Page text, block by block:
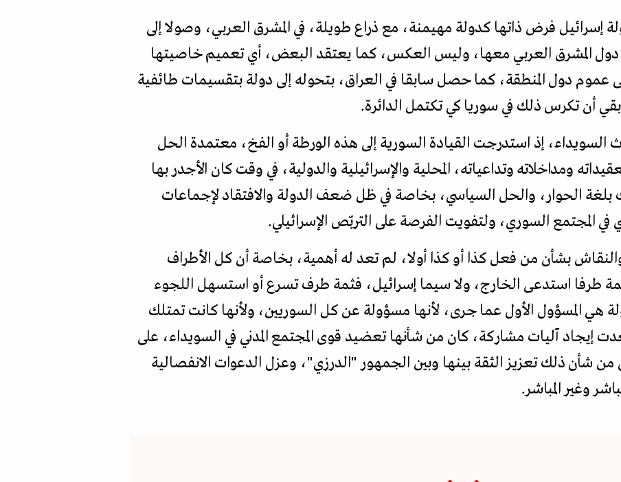
إسرائيل فرض ذاتها كدولة مهيمنة، مع ذراع طويلة، في المشرق العربي، وصولا إلى
دول المشرق العربي معها، وليس العكس، كما يعتقد البعض، أي تعميم خاصيتها
دول المنطقة، كما حصل سابقا في العراق، بتحوله إلى دولة بتقسيمات طائفية
أن تكرس ذلك في سوريا كي تكتمل الدائرة.
إذ استدرجت القيادة السورية إلى هذه الورطة أو الفخ، معتمدة الحل
ومداخلاته وتداعياته، المحلية والإسرائيلية والدولية، في وقت كان الأجدر بها
الحوار، والحل السياسي، بخاصة في ظل ضعف الدولة والافتقاد لإجماعات
في المجتمع السوري، ولتفويت الفرصة على التربّص الإسرائيلي.
بشأن من فعل كذا أو كذا أولا، لم تعد له أهمية، بخاصة أن كل الأطراف
طرفا استدعى الخارج، ولا سيما إسرائيل، فثمة طرف تسرع أو استسهل اللجوء
هي المسؤول الأول عما جرى، لأنها مسؤولة عن كل السوريين، ولأنها كانت تمتلك
إيجاد آليات مشاركة، كان من شأنها تعضيد قوى المجتمع المدني في السويداء، على
شأن ذلك تعزيز الثقة بينها وبين الجمهور "الدرزي"، وعزل الدعوات الانفصالية
وغير المباشر.